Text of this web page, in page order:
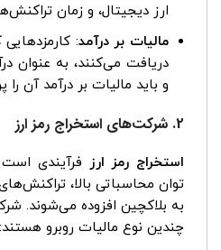
ارز دیجیتال، و زمان
مالیات بر درآمد:
دریافت می‌کنند، به عنوان
و باید مالیات بر درآمد آن را
2. شرکت‌های استخراج رمز ارز
استخراج رمز ارز فرآیندی
توان محاسباتی بالا،
به بلاکچین افزوده می‌شوند.
چندین نوع مالیات روبرو هستند: